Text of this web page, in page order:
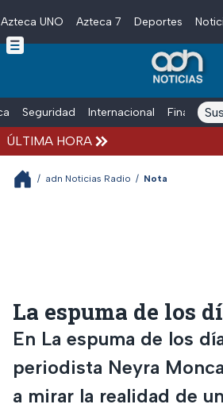
Skip to main content
Azteca UNO Azteca 7 Deportes
Seguridad Internacional Finanzas
ÚLTIMA HORA
/ adn Noticias Radio / Nota
La espuma de los
En La espuma de los
periodista Neyra
a mirar la realidad de